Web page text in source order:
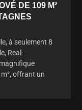
DE 109 M²
à seulement 8
Real-
offrant un